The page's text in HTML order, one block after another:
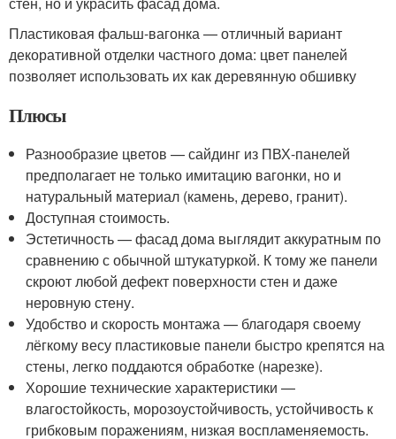
Пластиковая фальш-вагонка — отличный вариант
декоративной отделки частного дома: цвет панелей
позволяет использовать их как деревянную обшивку
Плюсы
Разнообразие цветов — сайдинг из ПВХ-панелей
предполагает не только имитацию вагонки, но и
натуральный материал (камень, дерево, гранит).
Доступная стоимость.
Эстетичность — фасад дома выглядит аккуратным по
сравнению с обычной штукатуркой. К тому же панели
скроют любой дефект поверхности стен и даже
неровную стену.
Удобство и скорость монтажа — благодаря своему
лёгкому весу пластиковые панели быстро крепятся на
стены, легко поддаются обработке (нарезке).
Хорошие технические характеристики —
влагостойкость, морозоустойчивость, устойчивость к
грибковым поражениям, низкая воспламеняемость.